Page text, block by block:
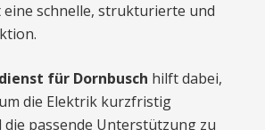
schnelle, strukturierte und
für Dornbusch hilft dabei,
die Elektrik kurzfristig
passende Unterstützung zu